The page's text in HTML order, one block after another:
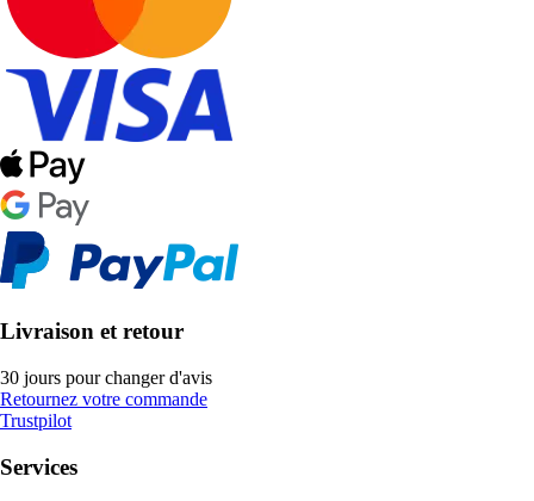
Livraison et retour
30 jours pour changer d'avis
Retournez votre commande
Trustpilot
Services